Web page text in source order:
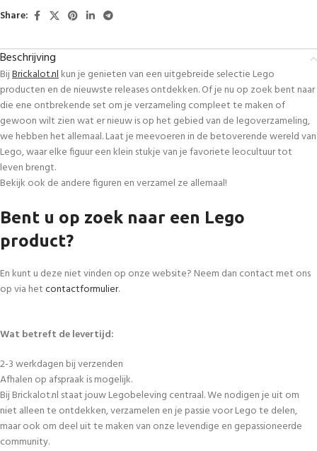
Share:
Beschrijving
BijBrickalot.nlkun je genieten van een uitgebreide selectie Lego
producten en de nieuwste releases ontdekken. Of je nu op zoek bent naar
die ene ontbrekende set om je verzameling compleet te maken of
gewoon wilt zien wat er nieuw is op het gebied van de legoverzameling,
we hebben het allemaal. Laat je meevoeren in de betoverende wereld van
Lego, waar elke figuur een klein stukje van je favoriete leocultuur tot
leven brengt.
Bekijk ook de andere figuren en verzamel ze allemaal!
Bent u op zoek naar een Lego
product?
En kunt u deze niet vinden op onze website? Neem dan contact met ons
op via hetcontactformulier.
Wat betreft de levertijd:
2-3 werkdagen bij verzenden
Afhalen op afspraak is mogelijk.
Bij Brickalot.nl staat jouw Legobeleving centraal. We nodigen je uit om
niet alleen te ontdekken, verzamelen en je passie voor Lego te delen,
maar ook om deel uit te maken van onze levendige en gepassioneerde
community.